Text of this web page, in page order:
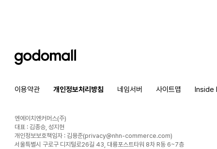
godomall
이용약관 개인정보처리방침 네임서버 사이트맵 Inside
엔에이치엔커머스(주)
대표 : 김종승, 성지현
개인정보보호책임자 : 김용준(privacy@nhn-commerce.com)
서울특별시 구로구 디지털로26길 43, 대륭포스트타워 8차 R동 6~7층